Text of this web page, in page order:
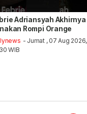
Adriansyah Akhirnya
Rompi Orange
- Jumat , 07 Aug 2026,
WIB